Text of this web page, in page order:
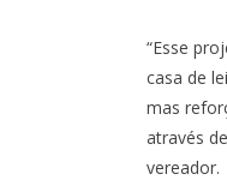
“Esse
casa de
mas
através
vereador.